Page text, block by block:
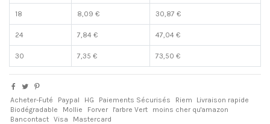
18 8,09 € 30,87 €
24 7,84 € 47,04 €
30 7,35 € 73,50 €
Acheter-Futé Paypal HG Paiements Sécurisés Riem
Livraison rapide
Biodégradable
Mollie Forver l'arbre Vert
moins cher qu'amazon
Bancontact Visa Mastercard